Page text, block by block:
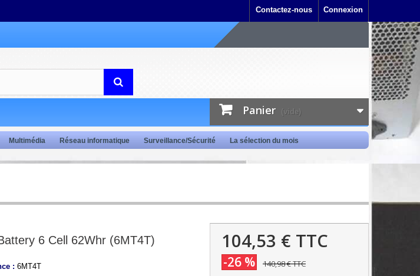
Connexion
Contactez-nous
Panier (vide)
Multimédia Réseau informatique Surveillance/Sécurité La sélection du mois
6 Cell 62Whr (6MT4T)
: 6MT4T
104,53 € TTC
-26 % 140,98 €TTC